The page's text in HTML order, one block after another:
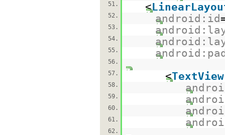
51.
<
52. android:id
53.
54.
55.
56.
57.
<TextView
58.
59.
60.
61.
62.